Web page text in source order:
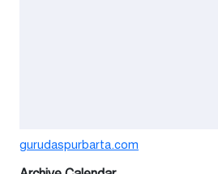
gurudaspurbarta.com